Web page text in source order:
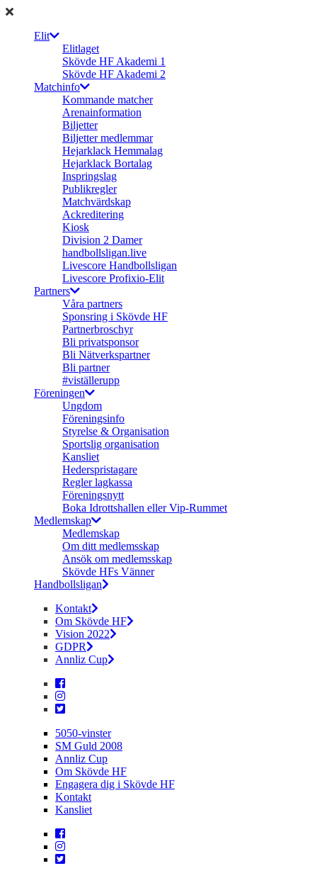
Elit
Elitlaget
Skövde HF Akademi 1
Skövde HF Akademi 2
Matchinfo
Kommande matcher
Arenainformation
Biljetter
Biljetter medlemmar
Hejarklack Hemmalag
Hejarklack Bortalag
Inspringslag
Publikregler
Matchvärdskap
Ackreditering
Kiosk
Division 2 Damer
handbollsligan.live
Livescore Handbollsligan
Livescore Profixio-Elit
Partners
Våra partners
Sponsring i Skövde HF
Partnerbroschyr
Bli privatsponsor
Bli Nätverkspartner
Bli partner
#viställerupp
Föreningen
Ungdom
Föreningsinfo
Styrelse & Organisation
Sportslig organisation
Kansliet
Hederspristagare
Regler lagkassa
Föreningsnytt
Boka Idrottshallen eller Vip-Rummet
Medlemskap
Medlemskap
Om ditt medlemsskap
Ansök om medlemsskap
Skövde HFs Vänner
Handbollsligan
Kontakt
Om Skövde HF
Vision 2022
GDPR
Annliz Cup
5050-vinster
SM Guld 2008
Annliz Cup
Om Skövde HF
Engagera dig i Skövde HF
Kontakt
Kansliet